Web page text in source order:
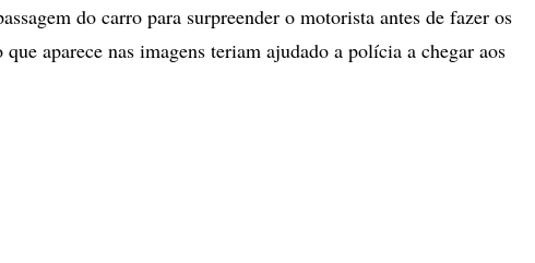
do carro para surpreender o motorista antes de fazer os
aparece nas imagens teriam ajudado a polícia a chegar aos